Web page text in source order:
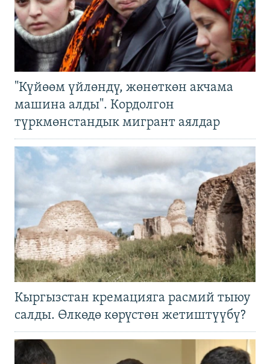
"Күйөөм үйлөндү, жөнөткөн акчама
машина алды". Кордолгон
түркмөнстандык мигрант аялдар
Кыргызстан кремацияга расмий тыюу
салды. Өлкөдө көрүстөн жетиштүүбү?